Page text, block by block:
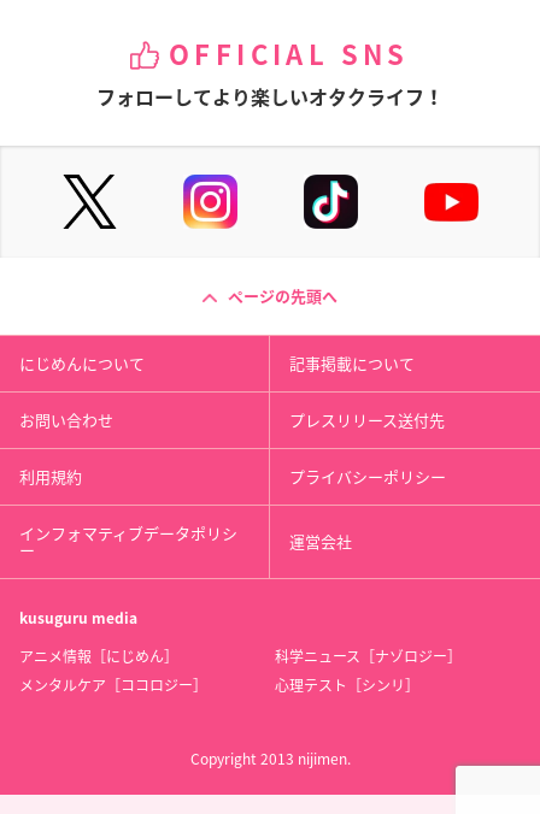
OFFICIAL SNS
フォローしてより楽しいオタクライフ！
ページの先頭へ
にじめんについて 記事掲載について
お問い合わせ プレスリリース送付先
利用規約 プライバシーポリシー
インフォマティブデータポリシ
ー 運営会社
kusuguru media
アニメ情報［にじめん］
科学ニュース［ナゾロジー］
メンタルケア［ココロジー］
心理テスト［シンリ］
Copyright 2013 nijimen.